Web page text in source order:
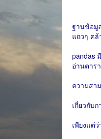
ฐานข้อมู
แถวๆ คล้
pandas
อ่านตาร
ความสา
เกี่ยวกับ
เพียงแต่